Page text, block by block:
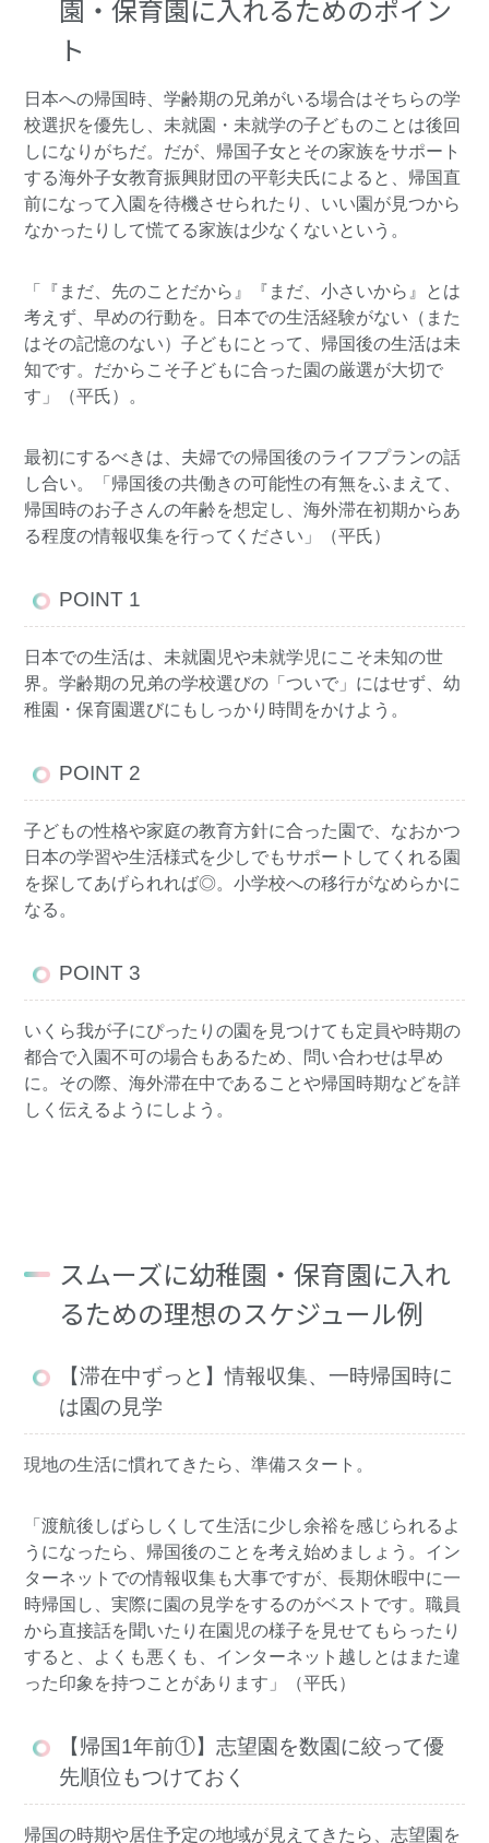
園・保育園に入れるためのポイン
ト
日本への帰国時、学齢期の兄弟がいる場合はそちらの学
校選択を優先し、未就園・未就学の子どものことは後回
しになりがちだ。だが、帰国子女とその家族をサポート
する海外子女教育振興財団の平彰夫氏によると、帰国直
前になって入園を待機させられたり、いい園が見つから
なかったりして慌てる家族は少なくないという。
「『まだ、先のことだから』『まだ、小さいから』とは
考えず、早めの行動を。日本での生活経験がない（また
はその記憶のない）子どもにとって、帰国後の生活は未
知です。だからこそ子どもに合った園の厳選が大切で
す」（平氏）。
最初にするべきは、夫婦での帰国後のライフプランの話
し合い。「帰国後の共働きの可能性の有無をふまえて、
帰国時のお子さんの年齢を想定し、海外滞在初期からあ
る程度の情報収集を行ってください」（平氏）
POINT 1
日本での生活は、未就園児や未就学児にこそ未知の世
界。学齢期の兄弟の学校選びの「ついで」にはせず、幼
稚園・保育園選びにもしっかり時間をかけよう。
POINT 2
子どもの性格や家庭の教育方針に合った園で、なおかつ
日本の学習や生活様式を少しでもサポートしてくれる園
を探してあげられれば◎。小学校への移行がなめらかに
なる。
POINT 3
いくら我が子にぴったりの園を見つけても定員や時期の
都合で入園不可の場合もあるため、問い合わせは早め
に。その際、海外滞在中であることや帰国時期などを詳
しく伝えるようにしよう。
スムーズに幼稚園・保育園に入れ
るための理想のスケジュール例
【滞在中ずっと】情報収集、一時帰国時に
は園の見学
現地の生活に慣れてきたら、準備スタート。
「渡航後しばらしくして生活に少し余裕を感じられるよ
うになったら、帰国後のことを考え始めましょう。イン
ターネットでの情報収集も大事ですが、長期休暇中に一
時帰国し、実際に園の見学をするのがベストです。職員
から直接話を聞いたり在園児の様子を見せてもらったり
すると、よくも悪くも、インターネット越しとはまた違
った印象を持つことがあります」（平氏）
【帰国1年前①】志望園を数園に絞って優
先順位もつけておく
帰国の時期や居住予定の地域が見えてきたら、志望園を